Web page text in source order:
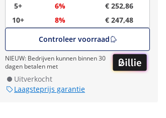
5+
6%
€ 252,86
10+
8%
€ 247,48
Controleer voorraad
NIEUW: Bedrijven kunnen binnen 30
dagen betalen met
Uitverkocht
Laagsteprijs garantie